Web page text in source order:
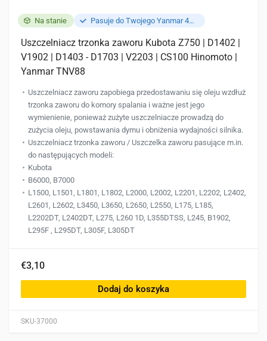
Na stanie Pasuje do Twojego Yanmar 4TNE84
SKU-37000
Uszczelniacz trzonka zaworu Kubota Z750 | D1402 |
V1902 | D1403 - D1703 | V2203 | CS100 Hinomoto |
Yanmar TNV88
Uszczelniacz zaworu zapobiega przedostawaniu się oleju wzdłuż
trzonka zaworu do komory spalania i ważne jest jego
wymienienie, ponieważ zużyte uszczelniacze prowadzą do
zużycia oleju, powstawania dymu i obniżenia wydajności silnika.
Uszczelniacz trzonka zaworu / Uszczelka zaworu pasujące m.in.
do następujących modeli:
Kubota
B6000, B7000
L1500, L1501, L1801, L1802, L2000, L2002, L2201, L2202, L2402,
L2601, L2602, L3450, L3650, L2650, L2550, L175, L185,
L2202DT, L2402DT, L275, L260 1D, L355DTSS, L245, B1902,
L295F , L295DT, L305F, L305DT
€3,10
Dodaj do koszyka